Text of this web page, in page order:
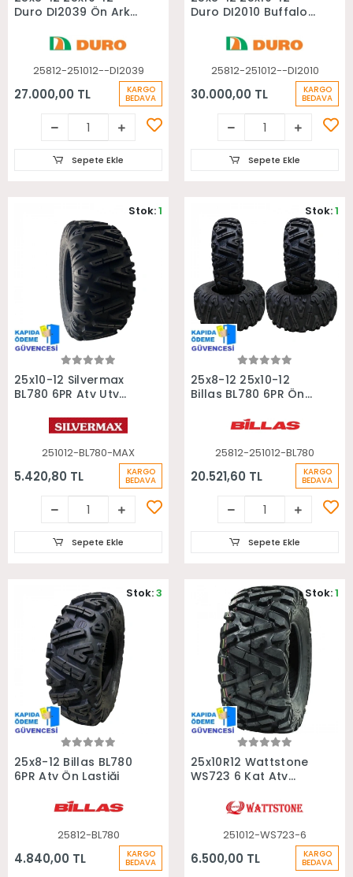
Duro DI2039 Ön Arka
25812-251012--DI2039
27.000,00 TL KARGO
BEDAVA
Sepete Ekle
Duro DI2010 Buffalo
Lastiği
25812-251012--DI2010
30.000,00 TL KARGO
BEDAVA
Sepete Ekle
Sepete Ekle
25x10-12 Silvermax
BL780 6PR Atv Utv
251012-BL780-MAX
5.420,80 TL KARGO
BEDAVA
Stok:1
Sepete Ekle
Sepete Ekle
25x8-12 25x10-12
Billas BL780 6PR Ön
25812-251012-BL780
20.521,60 TL KARGO
BEDAVA
Stok:1
Sepete Ekle
Sepete Ekle
25x8-12 Billas BL780
6PR Atv Ön Lastiği
25812-BL780
4.840,00 TL KARGO
BEDAVA
Stok:3
Sepete Ekle
25x10R12 Wattstone
WS723 6 Kat Atv
251012-WS723-6
6.500,00 TL KARGO
BEDAVA
Stok:1